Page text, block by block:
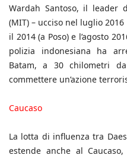
Wardah Santoso, il leader
(MIT) – ucciso nel luglio
il 2014 (a Poso) e l’agosto
polizia indonesiana ha
Batam, a 30 chilometri
commettere un’azione
Caucaso
La lotta di influenza tra
estende anche al